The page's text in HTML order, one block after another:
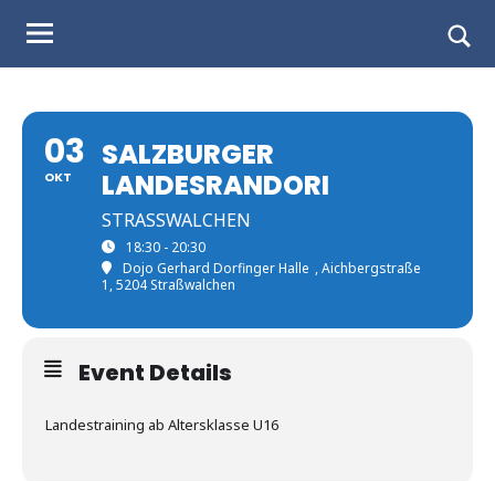
Judo
Landesverband
Salzburg
form
03
OKT
SALZBURGER
LANDESRANDORI
STRASSWALCHEN
18:30 - 20:30
Dojo Gerhard Dorfinger Halle , Aichbergstraße
1, 5204 Straßwalchen
Event Details
Landestraining ab Altersklasse U16